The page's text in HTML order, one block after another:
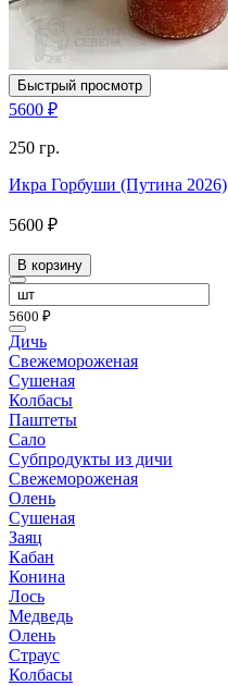
Быстрый просмотр
5600 ₽
250 гр.
Икра Горбуши (Путина 2026)
5600 ₽
В корзину
5600 ₽
Дичь
Свежемороженая
Сушеная
Колбасы
Паштеты
Сало
Субпродукты из дичи
Свежемороженая
Олень
Сушеная
Заяц
Кабан
Конина
Лось
Медведь
Олень
Страус
Колбасы